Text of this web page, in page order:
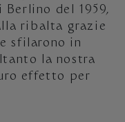
del 1959,
ribalta grazie
sfilarono in
la nostra
effetto per